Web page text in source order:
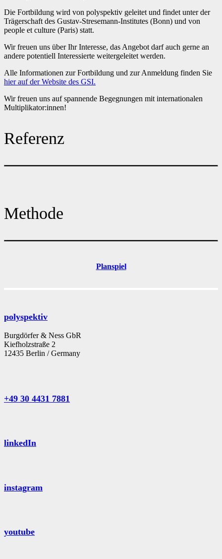
Die Fortbildung wird von polyspektiv geleitet und findet unter der
Trägerschaft des Gustav-Stresemann-Institutes (Bonn) und von
people et culture (Paris) statt.
Wir freuen uns über Ihr Interesse, das Angebot darf auch gerne an
andere potentiell Interessierte weitergeleitet werden.
Alle Informationen zur Fortbildung und zur Anmeldung finden Sie
hier auf der Website des GSI.
Wir freuen uns auf spannende Begegnungen mit internationalen
Multiplikator:innen!
Referenz
Methode
Planspiel
polyspektiv
Burgdörfer & Ness GbR
Kiefholzstraße 2
12435 Berlin / Germany
+49 30 4431 7881
linkedIn
instagram
youtube